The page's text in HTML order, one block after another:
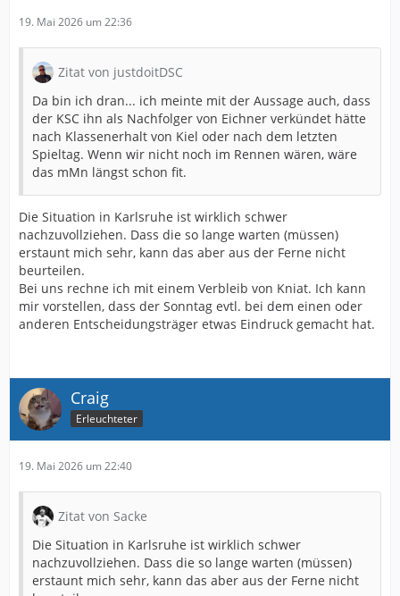
19. Mai 2026 um 22:36
Zitat von justdoitDSC
Da bin ich dran... ich meinte mit der Aussage auch, dass
der KSC ihn als Nachfolger von Eichner verkündet hätte
nach Klassenerhalt von Kiel oder nach dem letzten
Spieltag. Wenn wir nicht noch im Rennen wären, wäre
das mMn längst schon fit.
Die Situation in Karlsruhe ist wirklich schwer
nachzuvollziehen. Dass die so lange warten (müssen)
erstaunt mich sehr, kann das aber aus der Ferne nicht
beurteilen.
Bei uns rechne ich mit einem Verbleib von Kniat. Ich kann
mir vorstellen, dass der Sonntag evtl. bei dem einen oder
anderen Entscheidungsträger etwas Eindruck gemacht hat.
Craig
Erleuchteter
19. Mai 2026 um 22:40
Zitat von Sacke
Die Situation in Karlsruhe ist wirklich schwer
nachzuvollziehen. Dass die so lange warten (müssen)
erstaunt mich sehr, kann das aber aus der Ferne nicht